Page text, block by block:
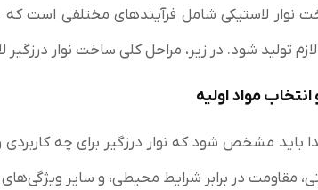
نوار لاستیکی شامل فرآیندهای مختلفی است که
تولید شود. در زیر، مراحل کلی ساخت نوار
مواد اولیه
باید مشخص شود که نوار درزگیر برای چه
مقاومت در برابر شرایط محیطی، و سایر